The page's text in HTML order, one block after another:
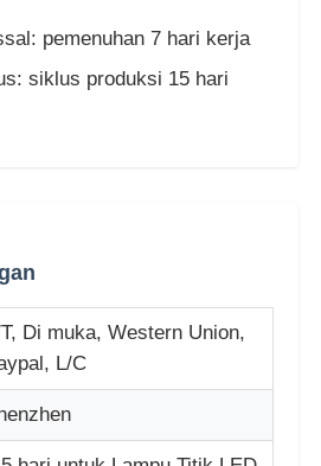
pemenuhan 7 hari kerja
siklus produksi 15 hari
Di muka, Western Union,
L/C